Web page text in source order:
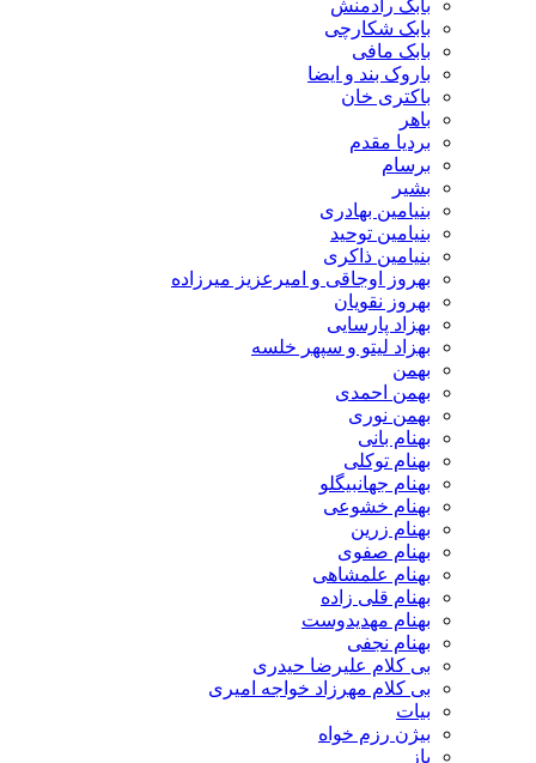
بابک رادمنش
بابک شکارچی
بابک مافی
باروک بند و ایضا
باکتری خان
باهر
بردیا مقدم
برسام
بشیر
بنیامین بهادری
بنیامین توحید
بنیامین ذاکری
بهروز اوجاقی و امیرعزیز میرزاده
بهروز نقویان
بهزاد پارسایی
بهزاد لیتو و سپهر خلسه
بهمن
بهمن احمدی
بهمن نوری
بهنام بانی
بهنام توکلی
بهنام جهانبیگلو
بهنام خشوعی
بهنام زرین
بهنام صفوی
بهنام علمشاهی
بهنام قلی زاده
بهنام مهدیدوست
بهنام نجفی
بی کلام علیرضا حیدری
بی کلام مهرزاد خواجه امیری
بیات
بیژن رزم خواه
پاز